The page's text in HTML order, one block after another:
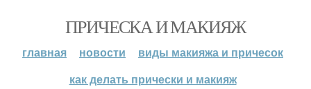
ПРИЧЕСКА И МАКИЯЖ
главная новости
виды макияжа и причесок
как делать прически и макияж